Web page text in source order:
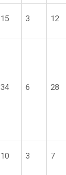
15 3 12
34 6 28
10 3 7